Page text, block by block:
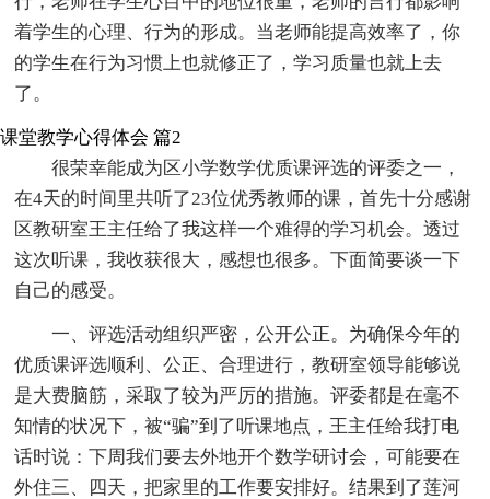
着学生的心理、行为的形成。当老师能提高效率了，你
的学生在行为习惯上也就修正了，学习质量也就上去
了。
课堂教学心得体会 篇2
很荣幸能成为区小学数学优质课评选的评委之一，
在4天的时间里共听了23位优秀教师的课，首先十分感谢
区教研室王主任给了我这样一个难得的学习机会。透过
这次听课，我收获很大，感想也很多。下面简要谈一下
自己的感受。
一、评选活动组织严密，公开公正。为确保今年的
优质课评选顺利、公正、合理进行，教研室领导能够说
是大费脑筋，采取了较为严厉的措施。评委都是在毫不
知情的状况下，被“骗”到了听课地点，王主任给我打电
话时说：下周我们要去外地开个数学研讨会，可能要在
外住三、四天，把家里的工作要安排好。结果到了莲河